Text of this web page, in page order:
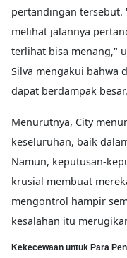
pertandingan tersebut.
melihat jalannya
terlihat bisa menang,"
Silva mengakui bahwa
dapat berdampak besar.
Menurutnya, City
keseluruhan, baik
Namun, keputusan-
krusial membuat
mengontrol hampir
kesalahan itu
Kekecewaan untuk Para